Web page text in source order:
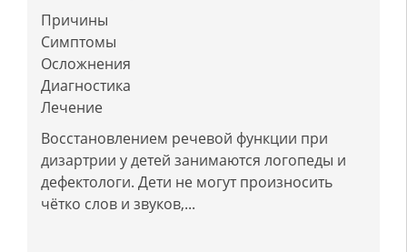
Причины
Симптомы
Осложнения
Диагностика
Лечение
Восстановлением речевой функции при
дизартрии у детей занимаются логопеды и
дефектологи. Дети не могут произносить
чётко слов и звуков,...